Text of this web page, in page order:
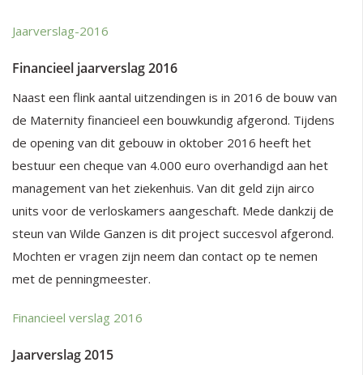
Jaarverslag-2016
Financieel jaarverslag 2016
Naast een flink aantal uitzendingen is in 2016 de bouw van
de Maternity financieel een bouwkundig afgerond. Tijdens
de opening van dit gebouw in oktober 2016 heeft het
bestuur een cheque van 4.000 euro overhandigd aan het
management van het ziekenhuis. Van dit geld zijn airco
units voor de verloskamers aangeschaft. Mede dankzij de
steun van Wilde Ganzen is dit project succesvol afgerond.
Mochten er vragen zijn neem dan contact op te nemen
met de penningmeester.
Financieel verslag 2016
Jaarverslag 2015